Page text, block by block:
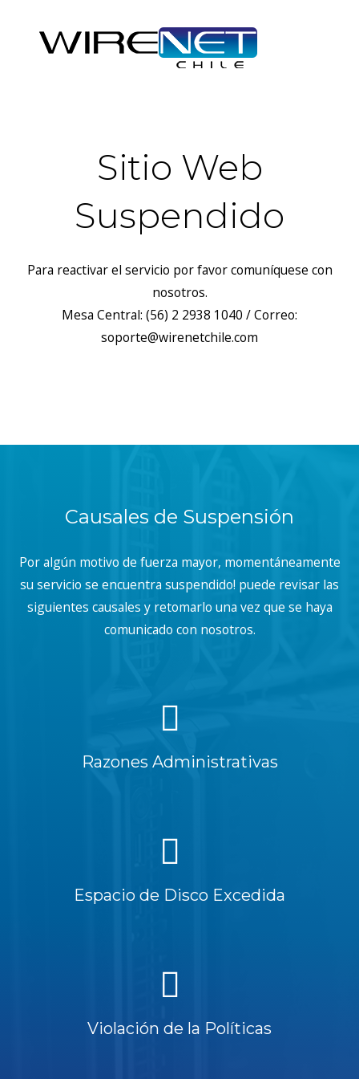
Sitio Web
Suspendido
Para reactivar el servicio por favor comuníquese con
nosotros.
Mesa Central: (56) 2 2938 1040 / Correo:
soporte@wirenetchile.com
Causales de Suspensión
Por algún motivo de fuerza mayor, momentáneamente
su servicio se encuentra suspendido! puede revisar las
siguientes causales y retomarlo una vez que se haya
comunicado con nosotros.
Razones Administrativas
Espacio de Disco Excedida
Violación de la Políticas